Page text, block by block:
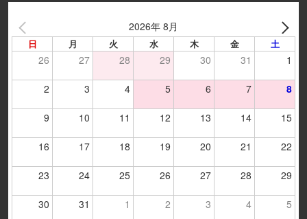
2026年 8月
日 月 火 水 木 金 土
26 27 28 29 30 31 1
2 3 4 5 6 7 8
9 10 11 12 13 14 15
16 17 18 19 20 21 22
23 24 25 26 27 28 29
30 31 1 2 3 4 5